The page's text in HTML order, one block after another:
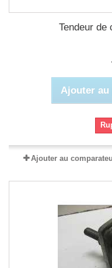
Tendeur de
Ajouter au
Ajouter au